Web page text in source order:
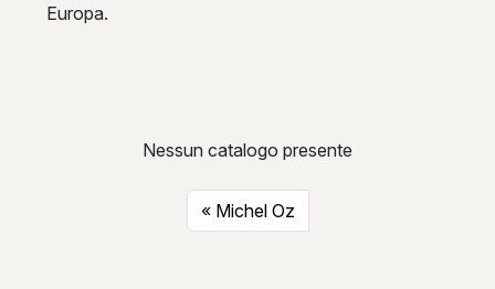
Europa.
Nessun catalogo presente
Michel Oz